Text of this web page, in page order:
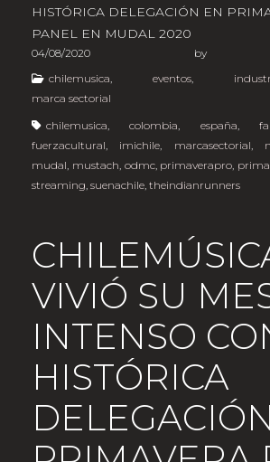
TRANSPARENCIA
HISTÓRICA DELEGACIÓN EN
PANEL EN MUDAL 2020
04/08/2020
chilemusica
eventos
marca sectorial
chilemusica ,colombia españa
fuerzacultural
imichile marcasectorial
mudal mustach odmc, primaverapro
streaming suenachile theindianrunners
VIVIÓ SU
INTENSO
HISTÓRICA